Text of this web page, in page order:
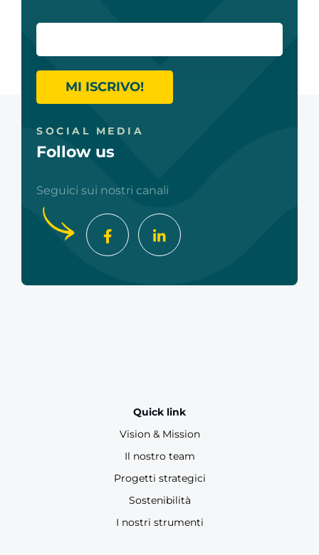
MI ISCRIVO!
SOCIAL MEDIA
Follow us
Seguici sui nostri canali
Quick link
Vision & Mission
Il nostro team
Progetti strategici
Sostenibilità
I nostri strumenti